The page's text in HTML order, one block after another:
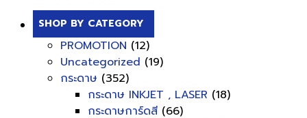
SHOP BY CATEGORY
PROMOTION (12)
Uncategorized (19)
กระดาษ (352)
กระดาษ INKJET , LASER (18)
กระดาษการ์ดสี (66)